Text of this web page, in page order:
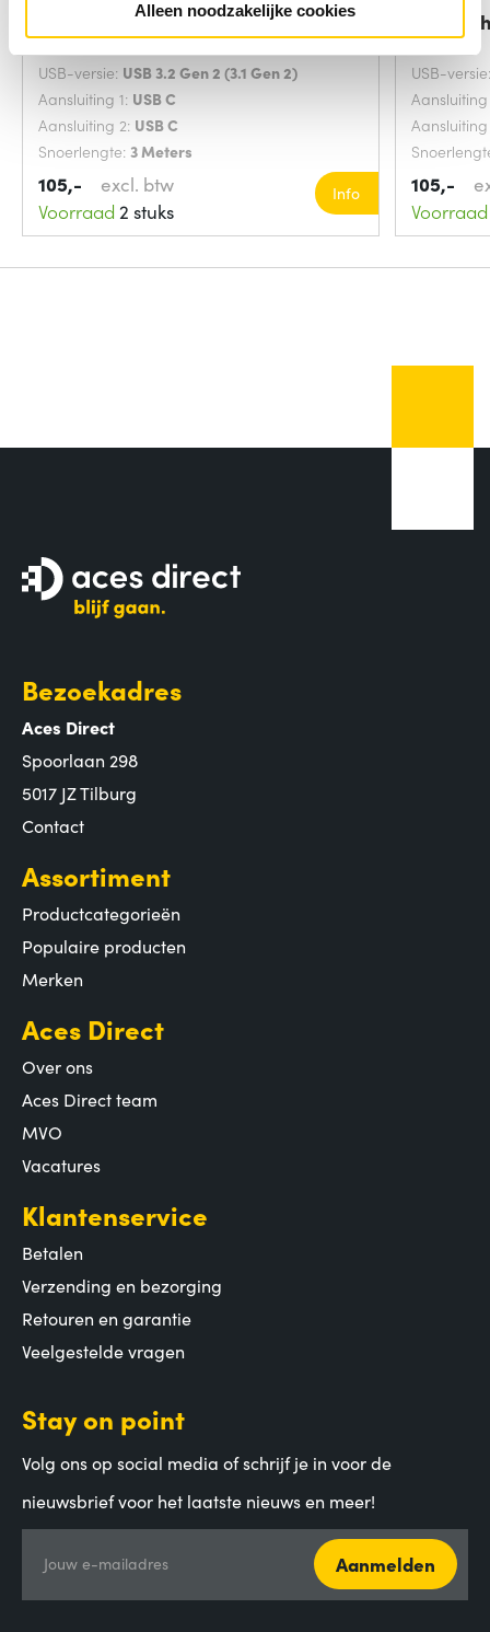
Alleen noodzakelijke cookies
Manhattan USB-C naar USB-C
kabel, 3 m
USB-versie: USB 3.2 Gen 2 (3.1 Gen 2)
Aansluiting 1: USB C
Aansluiting 2: USB C
Snoerlengte: 3 Meters
105,-
excl. btw
Voorraad 2 stuks
Info
USB-
105,-
Voorraad
Bezoekadres
Aces Direct
Spoorlaan 298
5017 JZ Tilburg
Contact
Assortiment
Productcategorieën
Populaire producten
Merken
Aces Direct
Over ons
Aces Direct team
MVO
Vacatures
Klantenservice
Betalen
Verzending en bezorging
Retouren en garantie
Veelgestelde vragen
Stay on point
Volg ons op social media of schrijf je in voor de
nieuwsbrief voor het laatste nieuws en meer!
Jouw e-mailadres Aanmelden